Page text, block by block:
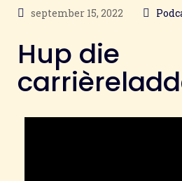
september 15, 2022
Hup die